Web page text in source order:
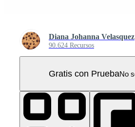
Diana Johanna Velasquez
90.624 Recursos
Gratis con PruebaNo